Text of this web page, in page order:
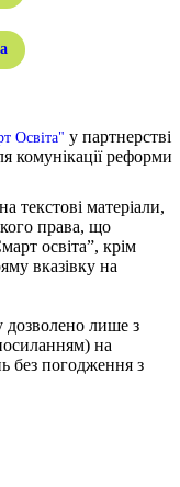
Освіта" у партнерстві
комунікації реформи
текстові матеріали,
права, що
освіта”, крім
вказівку на
дозволено лише з
на
без погодження з